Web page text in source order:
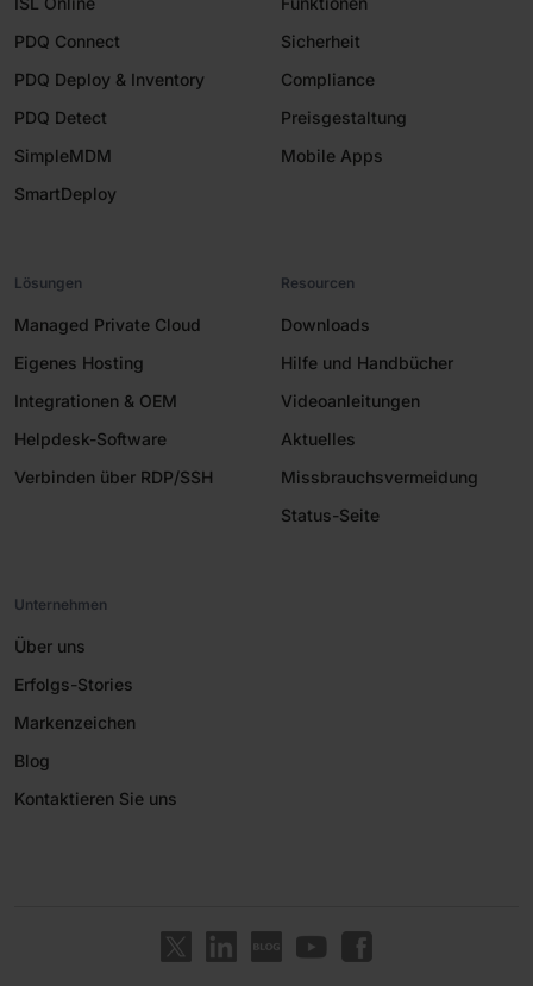
PDQ Connect
PDQ Deploy & Inventory
PDQ Detect
SimpleMDM
SmartDeploy
Sicherheit
Compliance
Preisgestaltung
Mobile Apps
Lösungen
Managed Private Cloud
Eigenes Hosting
Integrationen & OEM
Helpdesk-Software
Verbinden über RDP/SSH
Resourcen
Downloads
Hilfe und Handbücher
Videoanleitungen
Aktuelles
Missbrauchsvermeidung
Status-Seite
Unternehmen
Über uns
Erfolgs-Stories
Markenzeichen
Blog
Kontaktieren Sie uns